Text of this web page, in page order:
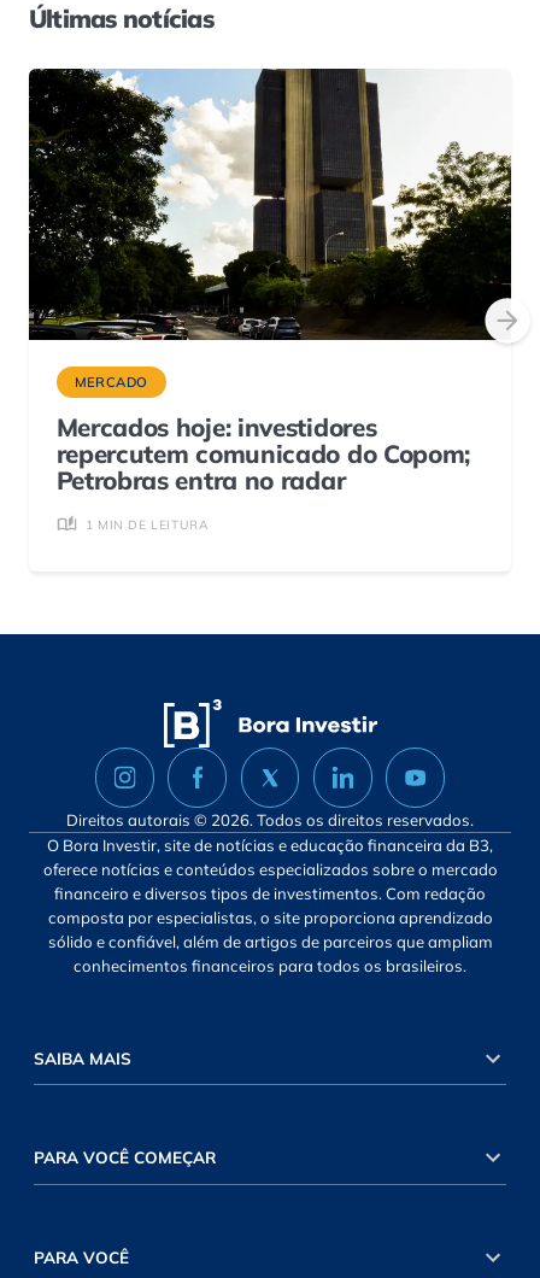
Últimas notícias
MERCADO
Mercados hoje: investidores
repercutem comunicado do Copom;
Petrobras entra no radar
1 MIN DE LEITURA
Direitos autorais © 2026. Todos os direitos reservados.
O Bora Investir, site de notícias e educação financeira da B3,
oferece notícias e conteúdos especializados sobre o mercado
financeiro e diversos tipos de investimentos. Com redação
composta por especialistas, o site proporciona aprendizado
sólido e confiável, além de artigos de parceiros que ampliam
conhecimentos financeiros para todos os brasileiros.
SAIBA MAIS
PARA VOCÊ COMEÇAR
PARA VOCÊ